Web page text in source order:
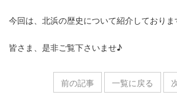
今回は、北浜の歴史について紹介しており
皆さま、是非ご覧下さいませ♪
前の記事 一覧に戻る